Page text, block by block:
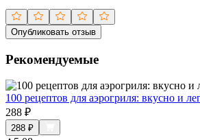
Опубликовать отзыв
Рекомендуемые
100 рецептов для аэрогриля: вкусно и
288 ₽
288 ₽